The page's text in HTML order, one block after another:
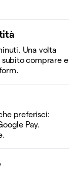
Una volta
comprare e
preferisci:
Pay.